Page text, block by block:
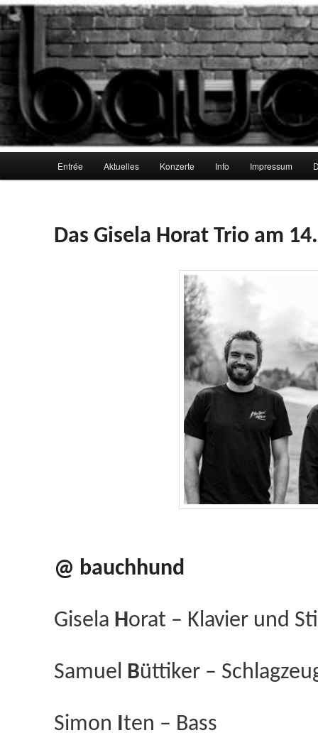
Zum
primären
Inhalt
Zum
sekundären
Inhalt
Galerie bauchhund
Galerie und Jazzkeller
Entrée Aktuelles Konzerte Info Impressum
Das Gisela Horat Trio am
@ bauchhund
Gisela Horat – Klavier und
Samuel Büttiker –
Simon Iten – Bass